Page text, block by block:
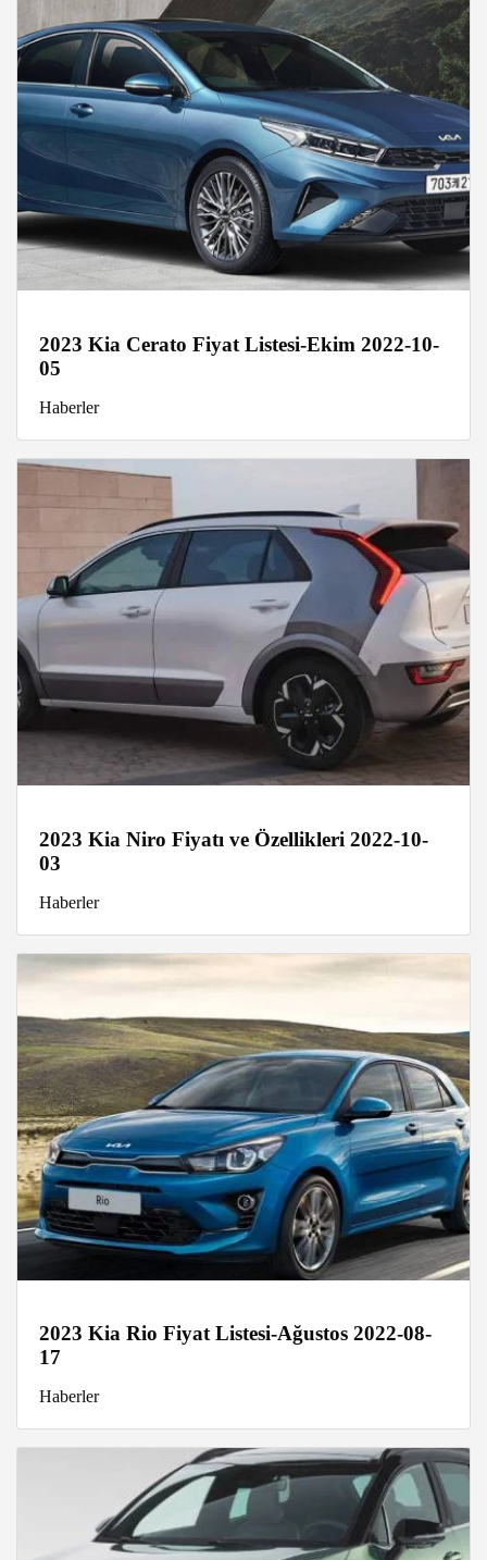
2023 Kia Cerato Fiyat Listesi-Ekim 2022-10-
05
Haberler
2023 Kia Niro Fiyatı ve Özellikleri 2022-10-
03
Haberler
2023 Kia Rio Fiyat Listesi-Ağustos 2022-08-
17
Haberler